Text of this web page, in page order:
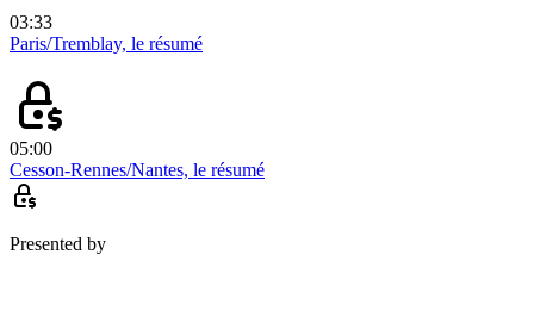
03:33
Paris/Tremblay, le résumé
05:00
Cesson-Rennes/Nantes, le résumé
Presented by